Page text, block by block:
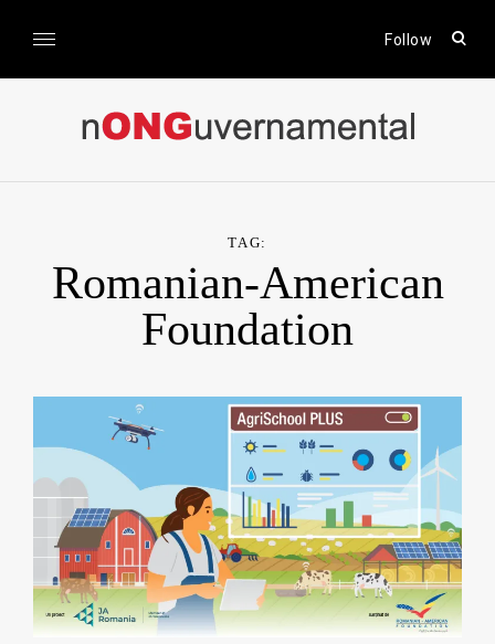
Follow
open
form
nONGuvernamental
TAG:
Romanian-American
Foundation